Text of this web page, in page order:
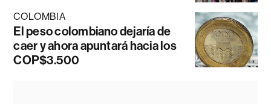
COLOMBIA
El peso colombiano dejaría de
caer y ahora apuntará hacia los
COP$3.500